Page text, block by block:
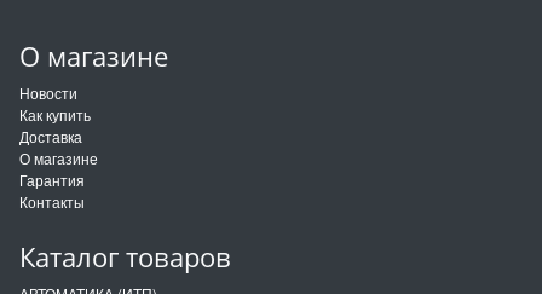
О магазине
Новости
Как купить
Доставка
О магазине
Гарантия
Контакты
Каталог товаров